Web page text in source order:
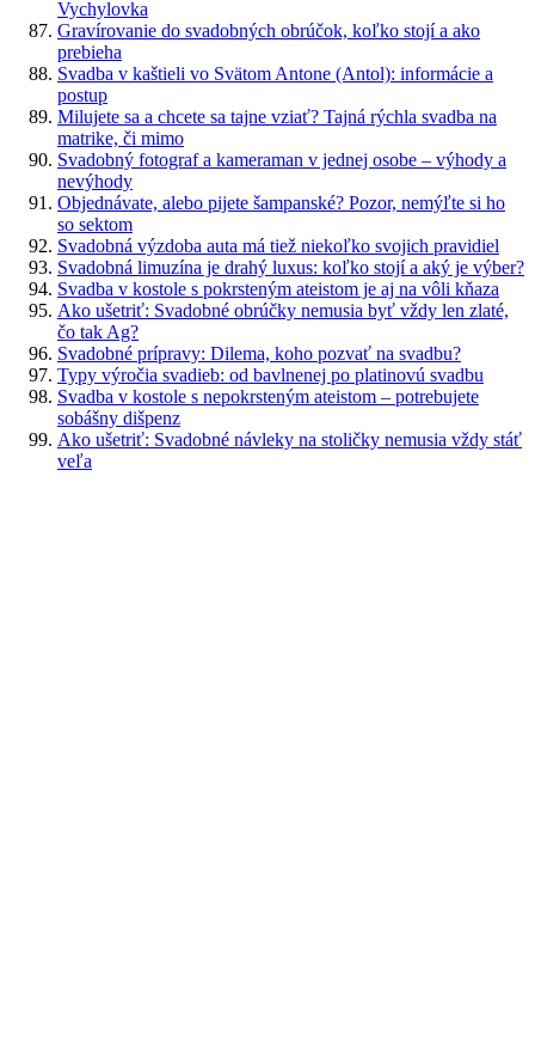
Vychylovka
Gravírovanie do svadobných obrúčok, koľko stojí a ako
prebieha
Svadba v kaštieli vo Svätom Antone (Antol): informácie a
postup
Milujete sa a chcete sa tajne vziať? Tajná rýchla svadba na
matrike, či mimo
Svadobný fotograf a kameraman v jednej osobe – výhody a
nevýhody
Objednávate, alebo pijete šampanské? Pozor, nemýľte si ho
so sektom
Svadobná výzdoba auta má tiež niekoľko svojich pravidiel
Svadobná limuzína je drahý luxus: koľko stojí a aký je výber?
Svadba v kostole s pokrsteným ateistom je aj na vôli kňaza
Ako ušetriť: Svadobné obrúčky nemusia byť vždy len zlaté,
čo tak Ag?
Svadobné prípravy: Dilema, koho pozvať na svadbu?
Typy výročia svadieb: od bavlnenej po platinovú svadbu
Svadba v kostole s nepokrsteným ateistom – potrebujete
sobášny dišpenz
Ako ušetriť: Svadobné návleky na stoličky nemusia vždy stáť
veľa